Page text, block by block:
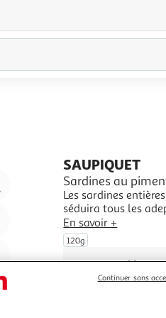
Agrandir
l'illustration
l'illustration
à
100
%
Partager
le
produit
SAUPIQUET
Sardines au
Les sardines
séduira tous les
En savoir +
120g
Vous
Continuer sans